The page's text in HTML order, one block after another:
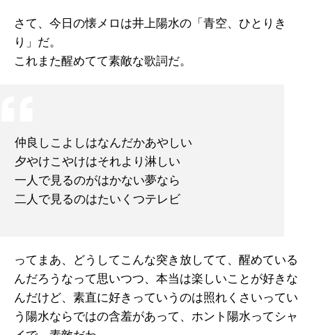
さて、今日の懐メロは井上陽水の「青空、ひとりき
り」だ。
これまた醒めてて素敵な歌詞だ。
仲良しこよしはなんだかあやしい
夕やけこやけはそれより淋しい
一人で見るのがはかない夢なら
二人で見るのはたいくつテレビ
ってまあ、どうしてこんな突き放してて、醒めている
んだろうなって思いつつ、本当は楽しいことが好きな
んだけど、素直に好きっていうのは照れくさいってい
う陽水ならではの含羞があって、ホント陽水ってシャ